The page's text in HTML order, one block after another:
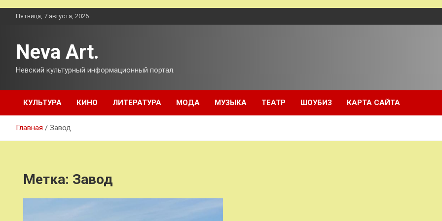
ПерейтиПятница, 7 августа, 2026
Neva Art.
Невский культурный информационный портал.
КУЛЬТУРА КИНО ЛИТЕРАТУРА МОДА МУЗЫКА ТЕАТР ШОУБИЗ КАРТА САЙТА
Главная Завод
Метка: Завод